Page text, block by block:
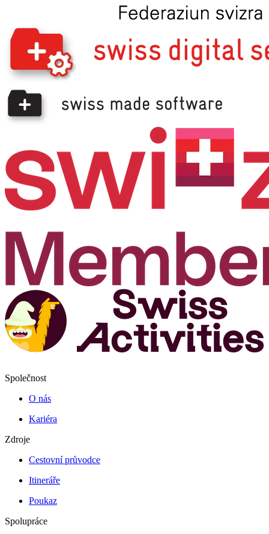
Společnost
O nás
Kariéra
Zdroje
Cestovní průvodce
Itineráře
Poukaz
Spolupráce